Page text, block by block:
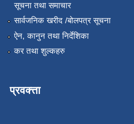
सूचना तथा समाचार
सार्वजनिक खरीद /बोलपत्र सूचना
ऐन, कानुन तथा निर्देशिका
कर तथा शुल्कहरु
प्रवक्त्ता